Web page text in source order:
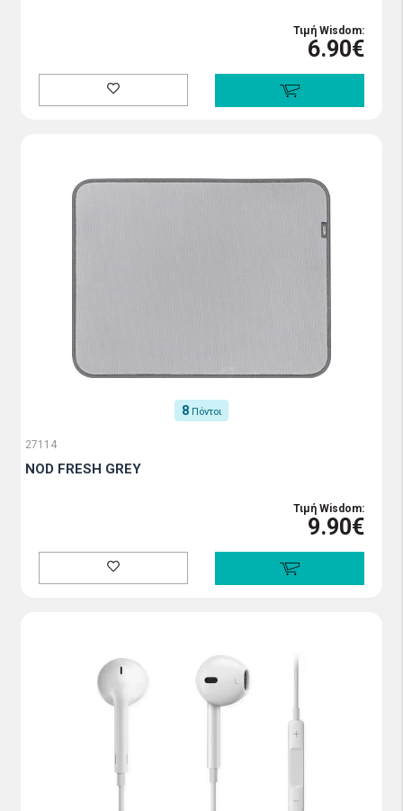
Τιμή Wisdom:
6.90€
8 Πόντοι
27114
NOD FRESH GREY
Τιμή Wisdom:
9.90€